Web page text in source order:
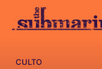
CULTO